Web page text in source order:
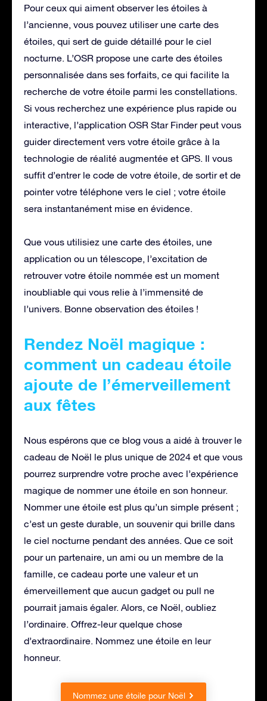
Pour ceux qui aiment observer les étoiles à
l’ancienne, vous pouvez utiliser une carte des
étoiles, qui sert de guide détaillé pour le ciel
nocturne. L’OSR propose une carte des étoiles
personnalisée dans ses forfaits, ce qui facilite la
recherche de votre étoile parmi les constellations.
Si vous recherchez une expérience plus rapide ou
interactive, l’application OSR Star Finder peut vous
guider directement vers votre étoile grâce à la
technologie de réalité augmentée et GPS. Il vous
suffit d’entrer le code de votre étoile, de sortir et de
pointer votre téléphone vers le ciel ; votre étoile
sera instantanément mise en évidence.
Que vous utilisiez une carte des étoiles, une
application ou un télescope, l’excitation de
retrouver votre étoile nommée est un moment
inoubliable qui vous relie à l’immensité de
l’univers. Bonne observation des étoiles !
Rendez Noël magique :
comment un cadeau étoile
ajoute de l’émerveillement
aux fêtes
Nous espérons que ce blog vous a aidé à trouver le
cadeau de Noël le plus unique de 2024 et que vous
pourrez surprendre votre proche avec l’expérience
magique de nommer une étoile en son honneur.
Nommer une étoile est plus qu’un simple présent ;
c’est un geste durable, un souvenir qui brille dans
le ciel nocturne pendant des années. Que ce soit
pour un partenaire, un ami ou un membre de la
famille, ce cadeau porte une valeur et un
émerveillement que aucun gadget ou pull ne
pourrait jamais égaler. Alors, ce Noël, oubliez
l’ordinaire. Offrez-leur quelque chose
d’extraordinaire. Nommez une étoile en leur
honneur.
Nommez une étoile pour Noël